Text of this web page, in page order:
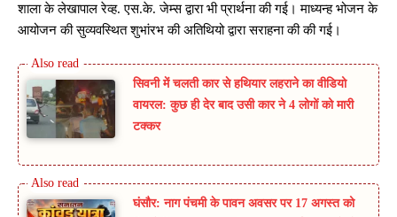
शाला के लेखापाल रेव्ह. एस.के. जेम्स द्वारा भी प्रार्थना की गई। माध्यन्ह भोजन के
आयोजन की सुव्यवस्थित शुभांरभ की अतिथियो द्वारा सराहना की की गई।
सिवनी में चलती कार से हथियार लहराने का वीडियो
वायरल: कुछ ही देर बाद उसी कार ने 4 लोगों को मारी
टक्कर
घंसौर: नाग पंचमी के पावन अवसर पर 17 अगस्त को